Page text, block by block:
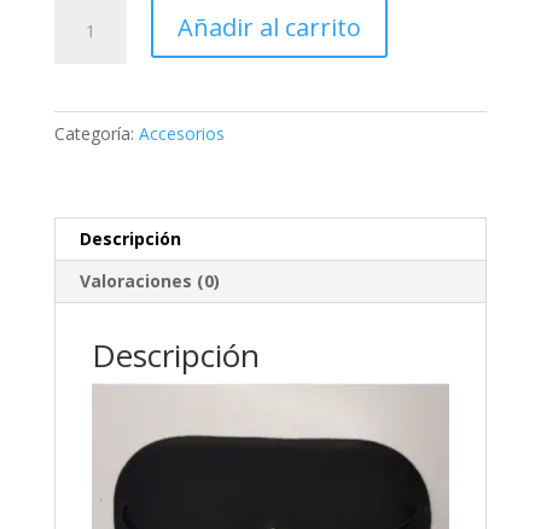
PARA
Añadir al carrito
Categoría: Accesorios
Descripción
Valoraciones (0)
Descripción